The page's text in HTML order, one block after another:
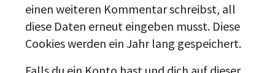
einen weiteren Kommentar schreibst, all
diese Daten erneut eingeben musst. Diese
Cookies werden ein Jahr lang gespeichert.